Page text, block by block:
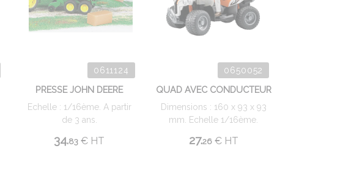
0611124
PRESSE JOHN DEERE
Echelle : 1/16ème. A partir
de 3 ans.
34.83 € HT
0650052
QUAD AVEC CONDUCTEUR
Dimensions : 160 x 93 x 93
mm. Echelle 1/16ème.
27.26 €HT